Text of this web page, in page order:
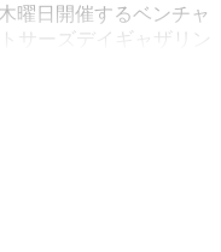
曜日開催するベンチャ
サーズデイギャザリン
ッション、そして人と